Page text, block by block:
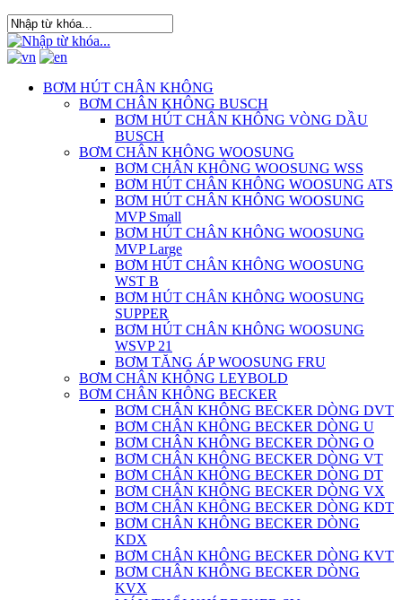
BƠM HÚT CHÂN KHÔNG
BƠM CHÂN KHÔNG BUSCH
BƠM HÚT CHÂN KHÔNG VÒNG DẦU
BUSCH
BƠM CHÂN KHÔNG WOOSUNG
BƠM CHÂN KHÔNG WOOSUNG WSS
BƠM HÚT CHÂN KHÔNG WOOSUNG ATS
BƠM HÚT CHÂN KHÔNG WOOSUNG
MVP Small
BƠM HÚT CHÂN KHÔNG WOOSUNG
MVP Large
BƠM HÚT CHÂN KHÔNG WOOSUNG
WST B
BƠM HÚT CHÂN KHÔNG WOOSUNG
SUPPER
BƠM HÚT CHÂN KHÔNG WOOSUNG
WSVP 21
BƠM TĂNG ÁP WOOSUNG FRU
BƠM CHÂN KHÔNG LEYBOLD
BƠM CHÂN KHÔNG BECKER
BƠM CHÂN KHÔNG BECKER DÒNG DVT
BƠM CHÂN KHÔNG BECKER DÒNG U
BƠM CHÂN KHÔNG BECKER DÒNG O
BƠM CHÂN KHÔNG BECKER DÒNG VT
BƠM CHÂN KHÔNG BECKER DÒNG DT
BƠM CHÂN KHÔNG BECKER DÒNG VX
BƠM CHÂN KHÔNG BECKER DÒNG KDT
BƠM CHÂN KHÔNG BECKER DÒNG
KDX
BƠM CHÂN KHÔNG BECKER DÒNG KVT
BƠM CHÂN KHÔNG BECKER DÒNG
KVX